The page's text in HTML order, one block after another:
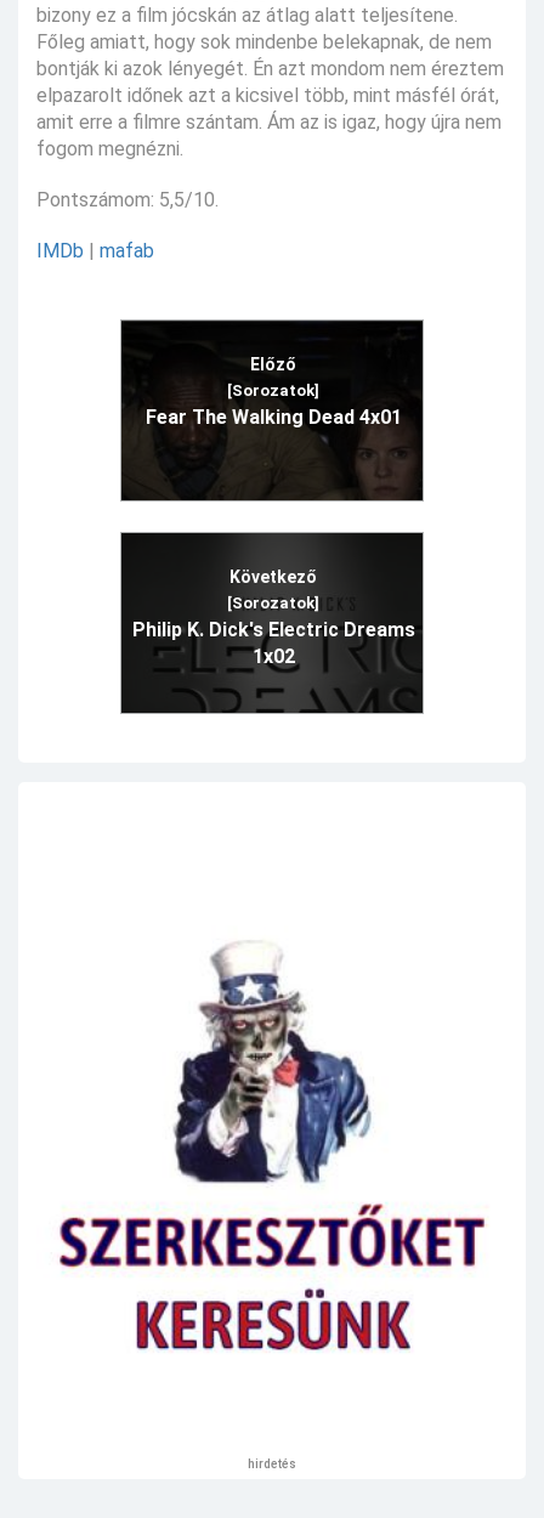
bizony ez a film jócskán az átlag alatt teljesítene.
Főleg amiatt, hogy sok mindenbe belekapnak, de nem
bontják ki azok lényegét. Én azt mondom nem éreztem
elpazarolt időnek azt a kicsivel több, mint másfél órát,
amit erre a filmre szántam. Ám az is igaz, hogy újra nem
fogom megnézni.
Pontszámom: 5,5/10.
IMDb | mafab
Előző
[Sorozatok]
Fear The Walking Dead 4x01
Következő
[Sorozatok]
Philip K. Dick's Electric Dreams
1x02
hirdetés